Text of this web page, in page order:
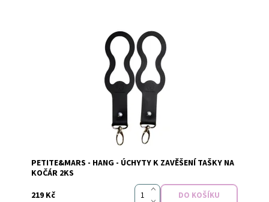
Skladem
Značka: PETITE&MARS
PETITE&MARS - HANG - ÚCHYTY K ZAVĚŠENÍ TAŠKY NA
KOČÁR 2KS
219 Kč